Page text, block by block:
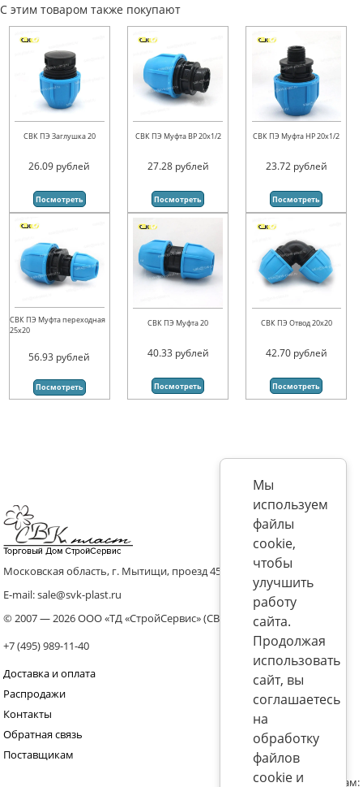
С этим товаром также покупают
СВК ПЭ Заглушка 20
26.09 рублей
Посмотреть
СВК ПЭ Муфта ВР 20х1/2
27.28 рублей
Посмотреть
СВК ПЭ Муфта НР 20х1/2
23.72 рублей
Посмотреть
СВК ПЭ Муфта переходная
25х20
56.93 рублей
Посмотреть
СВК ПЭ Муфта 20
40.33 рублей
Посмотреть
СВК ПЭ Отвод 20х20
42.70 рублей
Посмотреть
Московская область, г. Мытищи, проезд 4536 владение 8, стр.10
E-mail: sale@svk-plast.ru
© 2007 — 2026 ООО «ТД «СтройСервис» (СВК)
+7 (495) 989-11-40
Доставка и оплата
Распродажи
Контакты
Обратная связь
Поставщикам
Присоединяйтесь к нам:
Мы
используем
файлы
cookie,
чтобы
улучшить
работу
сайта.
Продолжая
использовать
сайт, вы
соглашаетесь
на
обработку
файлов
cookie и